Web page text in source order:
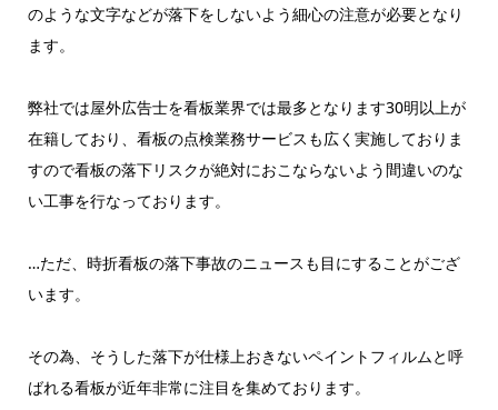
のような文字などが落下をしないよう細心の注意が必要となり
ます。
弊社では屋外広告士を看板業界では最多となります30明以上が
在籍しており、看板の点検業務サービスも広く実施しておりま
すので看板の落下リスクが絶対におこならないよう間違いのな
い工事を行なっております。
…ただ、時折看板の落下事故のニュースも目にすることがござ
います。
その為、そうした落下が仕様上おきないペイントフィルムと呼
ばれる看板が近年非常に注目を集めております。